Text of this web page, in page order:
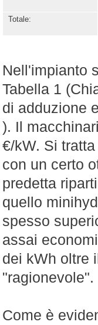
Totale:
Nell'impianto
Tabella 1
di adduzione
). Il
€/kW. Si
con un certo
predetta
quello
spesso
assai
dei kWh oltre
"ragionevole".
Come è